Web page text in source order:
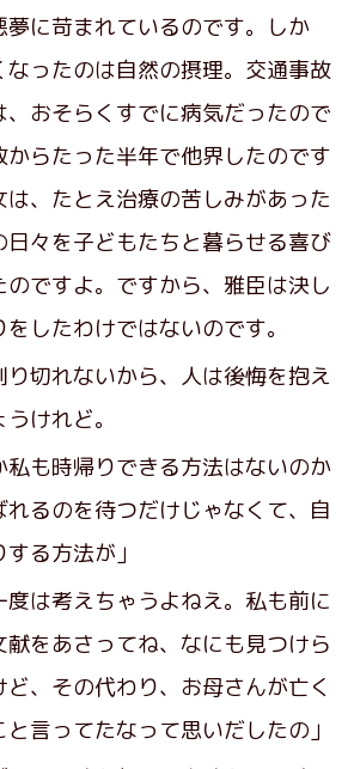
夢に苛まれているのです。しか
なったのは自然の摂理。交通事故
、おそらくすでに病気だったので
らたった半年で他界したのです
、たとえ治療の苦しみがあった
日々を子どもたちと暮らせる喜び
のですよ。ですから、雅臣は決し
したわけではないのです。
切れないから、人は後悔を抱え
けれど。
私も時帰りできる方法はないのか
るのを待つだけじゃなくて、自
る方法が」
度は考えちゃうよねえ。私も前に
をあさってね、なにも見つけら
、その代わり、お母さんが亡く
言ってたなって思いだしたの」